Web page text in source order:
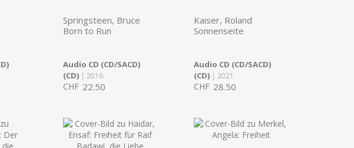
Springsteen, Bruce
Born to Run
Audio CD (CD/SACD)
(CD)| 2016
CHF 22.50
Kaiser, Roland
Sonnenseite
Audio CD (CD/SACD)
(CD) | 2021
CHF 28.50